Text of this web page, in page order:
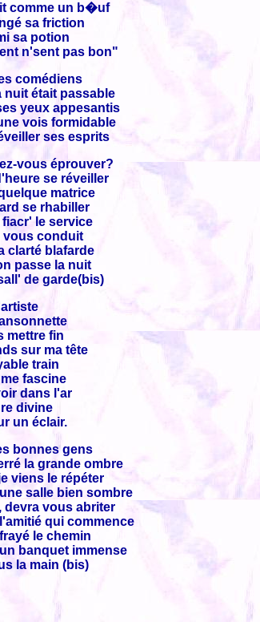
comme un b�uf
sa friction
sa potion
n'sent pas bon"
comédiens
nuit était passable
yeux appesantis
vois formidable
ses esprits
vous éprouver?
se réveiller
matrice
se rhabiller
le service
vous conduit
clarté blafarde
passe la nuit
de garde(bis)
mettre fin
sur ma tête
train
fascine
dans l'ar
divine
un éclair.
bonnes gens
la grande ombre
viens le répéter
salle bien sombre
devra vous abriter
qui commence
le chemin
banquet immense
la main (bis)